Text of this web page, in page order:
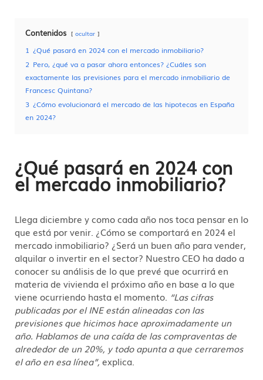
Contenidos ocultar
1 ¿Qué pasará en 2024 con el mercado inmobiliario?
2 Pero, ¿qué va a pasar ahora entonces? ¿Cuáles son
exactamente las previsiones para el mercado inmobiliario de
Francesc Quintana?
3 ¿Cómo evolucionará el mercado de las hipotecas en España
en 2024?
¿Qué pasará en 2024 con
el mercado inmobiliario?
Llega diciembre y como cada año nos toca pensar en lo
que está por venir. ¿Cómo se comportará en 2024 el
mercado inmobiliario? ¿Será un buen año para vender,
alquilar o invertir en el sector? Nuestro CEO ha dado a
conocer su análisis de lo que prevé que ocurrirá en
materia de vivienda el próximo año en base a lo que
viene ocurriendo hasta el momento. “Las cifras
publicadas por el INE están alineadas con las
previsiones que hicimos hace aproximadamente un
año. Hablamos de una caída de las compraventas de
alrededor de un 20%, y todo apunta a que cerraremos
el año en esa línea”, explica.